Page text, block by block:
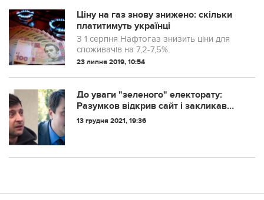
Ціну на газ знову знижено: скільки
платитимуть українці
З 1 серпня Нафтогаз знизить ціни для
споживачів на 7,2-7,5%.
23 липня 2019, 10:54
До уваги "зеленого" електорату:
Разумков відкрив сайт і закликав
долучатися до "його команди", щоб
13 грудня 2021, 19:36